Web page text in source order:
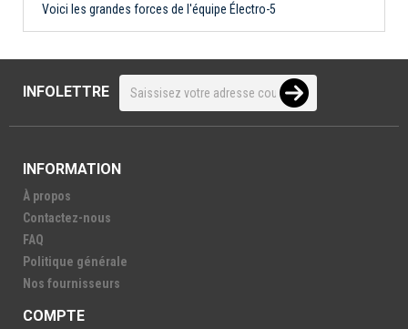
Voici les grandes forces de l'équipe Électro-5
INFOLETTRE
INFORMATION
À propos
Contactez-nous
FAQ
Politique générale
Nos fournisseurs
COMPTE